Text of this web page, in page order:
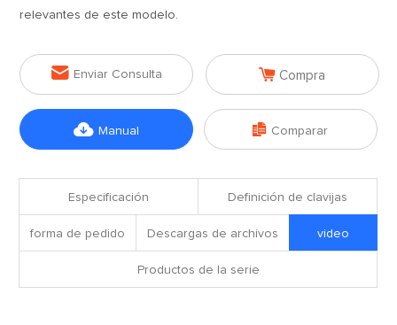
relevantes de este modelo.
 Enviar Consulta  Compra
 Manual  Comparar
Especificación Definición de clavijas
forma de pedido Descargas de archivos video
Productos de la serie